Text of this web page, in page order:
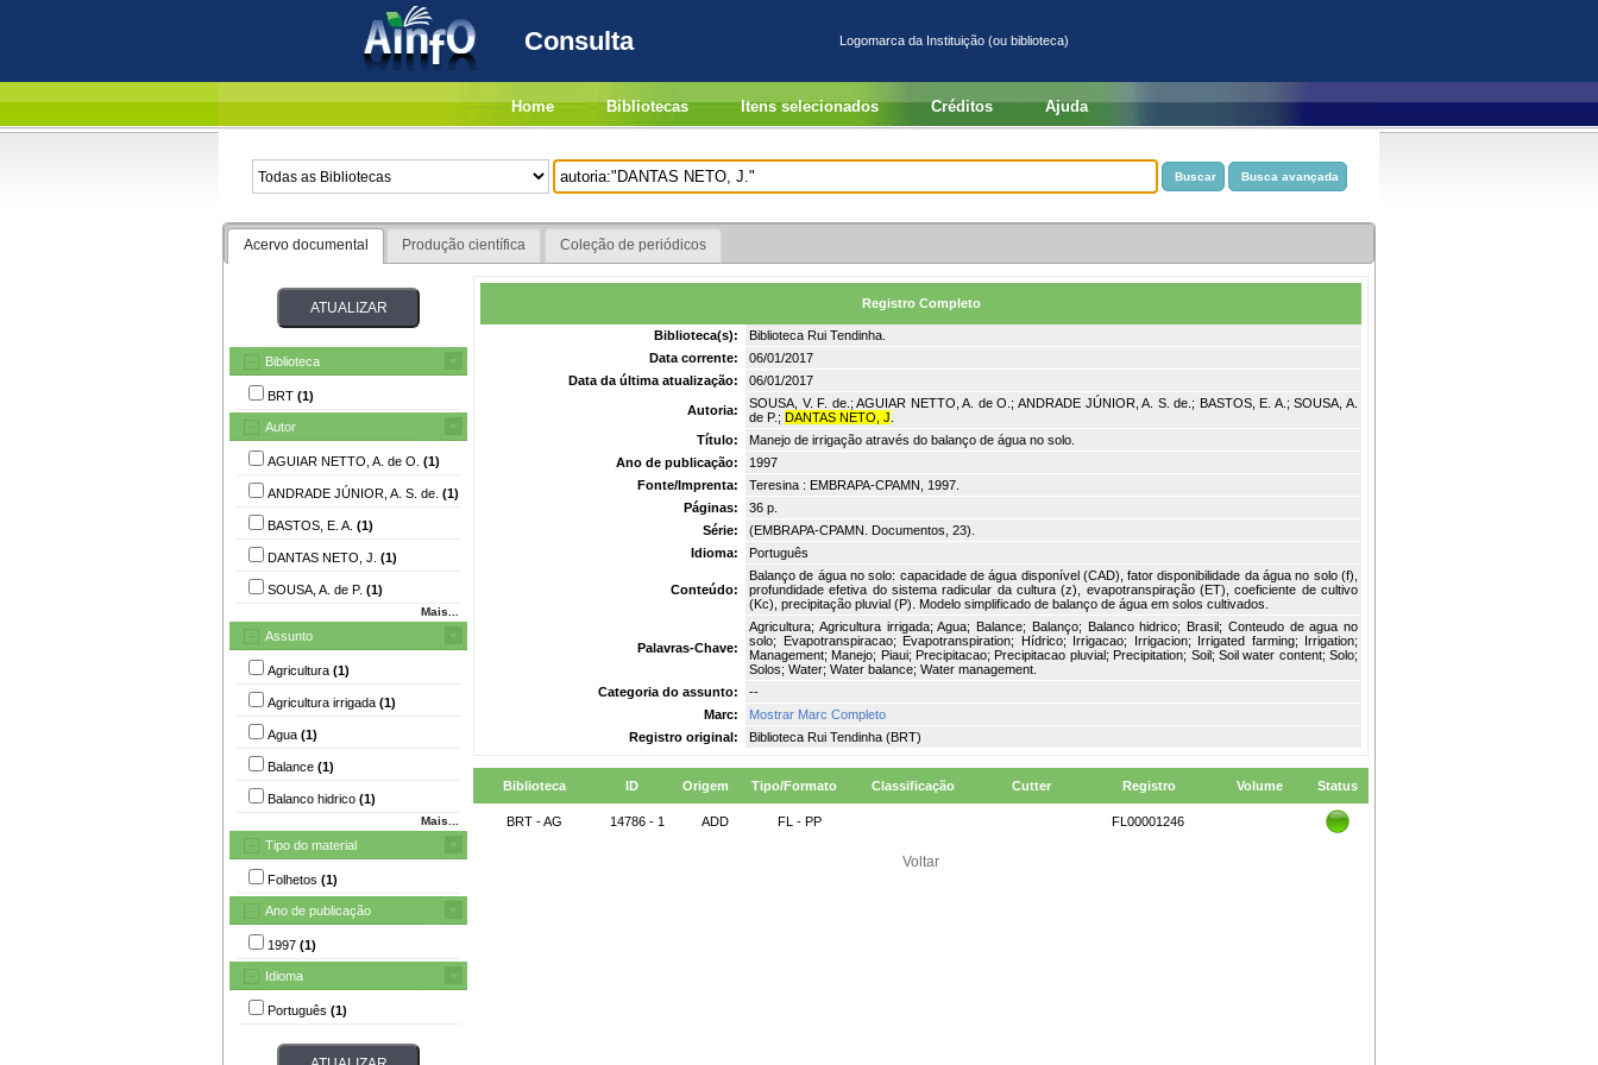
Consulta Logomarca da Instituição (ou biblioteca)
Home Bibliotecas Itens selecionados Créditos Ajuda
Acervo documental Produção científica Coleção de periódicos
Biblioteca
BRT (1)
Autor
AGUIAR NETTO, A. de O. (1)
ANDRADE JÚNIOR, A. S. de. (1)
BASTOS, E. A. (1)
DANTAS NETO, J. (1)
SOUSA, A. de P. (1)
Mais...
Assunto
Agricultura (1)
Agricultura irrigada (1)
Agua (1)
Balance (1)
Balanco hidrico (1)
Mais...
Tipo do material
Folhetos (1)
Ano de publicação
1997 (1)
Idioma
Português (1)
Registro Completo
Biblioteca(s):
Biblioteca Rui Tendinha.
Data corrente:
06/01/2017
Data da última atualização:
06/01/2017
Autoria:
SOUSA, V. F. de.; AGUIAR NETTO, A. de O.; ANDRADE JÚNIOR, A. S. de.; BASTOS, E. A.; SOUSA, A.
de P.; DANTAS NETO, J
Título:
Manejo de irrigação através do balanço de água no solo.
Ano de publicação:
1997
Fonte/Imprenta:
Teresina : EMBRAPA-CPAMN, 1997.
Páginas:
36 p.
Série:
(EMBRAPA-CPAMN. Documentos, 23).
Idioma:
Português
Conteúdo:
Balanço de água no solo: capacidade de água disponível (CAD), fator disponibilidade da água no solo (f),
profundidade efetiva do sistema radicular da cultura (z), evapotranspiração (ET), coeficiente de cultivo
(Kc), precipitação pluvial (P). Modelo simplificado de balanço de água em solos cultivados.
Palavras-Chave:
Agricultura; Agricultura irrigada; Agua; Balance; Balanço; Balanco hidrico; Brasil; Conteudo de agua no
solo; Evapotranspiracao; Evapotranspiration; Hídrico; Irrigacao; Irrigacion; Irrigated farming; Irrigation;
Management; Manejo; Piaui; Precipitacao; Precipitacao pluvial; Precipitation; Soil; Soil water content; Solo;
Solos; Water; Water balance; Water management.
Categoria do assunto:
--
Marc:
Mostrar Marc Completo
Registro original:
Biblioteca Rui Tendinha (BRT)
Biblioteca ID Origem Tipo/Formato Classificação Cutter Registro Volume Status
BRT - AG 14786 - 1 ADD FL - PP FL00001246
Voltar